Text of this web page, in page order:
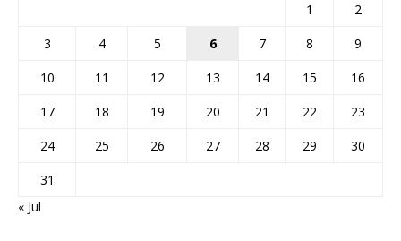
1
2
3
4 5 6 7 8
9
10
11 12 13 14 15
16
17
18 19 20 21 22
23
24
25 26 27 28 29
30
31
« Jul